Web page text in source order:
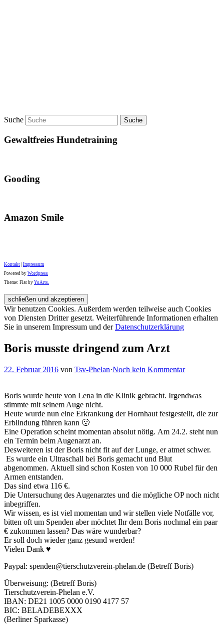
Suche
Gewaltfreies Hundetraining
Gooding
Amazon Smile
Kontakt Impressum
Powered by Wordpress
Theme: Flat by YoArts.
Wir benutzen Cookies. Außerdem werden teilweise auch Cookies
von Diensten Dritter gesetzt. Weiterführende Informationen erhalten
Sie in unserem Impressum und derDatenschutzerklärung
Boris musste dringend zum Arzt
22. Februar 2016 von Tsv-Phelan·Noch kein Kommentar
Boris wurde heute von Lena in die Klinik gebracht. Irgendwas
stimmte mit seinem Auge nicht.
Heute wurde nun eine Erkrankung der Hornhaut festgestellt, die zur
Erblindung führen kann 🙁
Eine Operation scheint momentan absolut nötig. Am 24.2. steht nun
ein Termin beim Augenarzt an.
Desweiteren ist der Boris nicht fit auf der Lunge, er atmet schwer.
Es wurde ein Ultraschall bei Boris gemacht und Blut
abgenommen. Aktuell sind schon Kosten von 10 000 Rubel für den
Armen entstanden.
Das sind etwa 116 €.
Die Untersuchung des Augenarztes und die mögliche OP noch nicht
inbegriffen.
Wir wissen, es ist viel momentan und wir stellen viele Notfälle vor,
bitten oft um Spenden aber möchtet Ihr dem Boris nochmal ein paar
€ zukommen lassen? Das wäre wunderbar?
Er soll doch wieder ganz gesund werden!
Vielen Dank ♥
Paypal: spenden@tierschutzverein-phelan.de (Betreff Boris)
Überweisung: (Betreff Boris)
Tierschutzverein­-Phelan e.V.
IBAN: DE21 1005 0000 0190 4177 57
BIC: BELADEBEXXX
(Berliner Sparkasse)